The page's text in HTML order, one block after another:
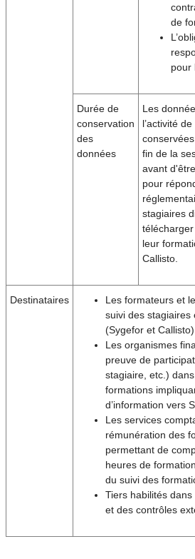
de
pour
Durée de
conservation
des
données
Les
l’activité
fin de la
avant
pour
stagiaires
leur
Callisto.
Destinataires
Les formateurs et
suivi des stagiaires
(Sygefor et
Les organismes
preuve de
stagiaire, etc.)
formations
d’information vers
Les services
rémunération des
permettant de
heures de
du suivi des
Tiers habilités
et des contrôles